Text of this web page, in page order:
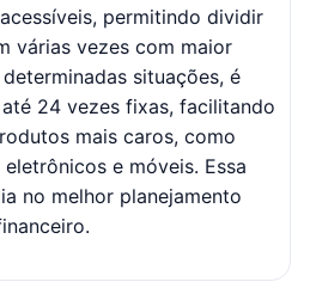
permitindo dividir
várias vezes com maior
situações, é
24 vezes fixas, facilitando
mais caros, como
e móveis. Essa
no melhor planejamento